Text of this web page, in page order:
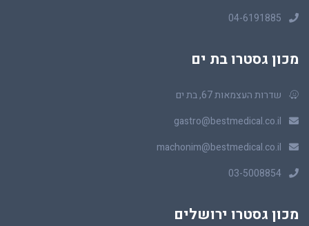
04-6191885
מכון גסטרו בת ים
שדרות העצמאות 67, בת ים
gastro@bestmedical.co.il
machonim@bestmedical.co.il
03-5008854
מכון גסטרו ירושלים